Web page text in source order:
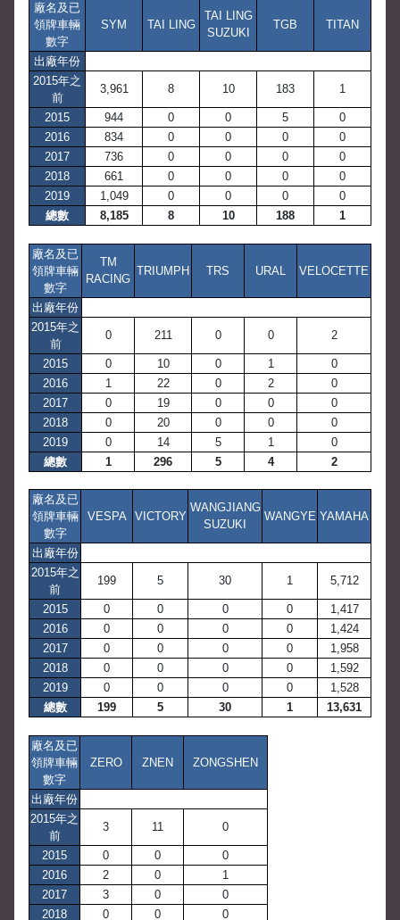
廠名及已
領牌車輛
數字
SYM TAI LING
TAI LING
SUZUKI
TGB TITAN
出廠年份
2015年之
前
3,961 8 10 183 1
2015 944 0 0 5
0
2016
834 0 0 0
0
2017
736 0 0 0
0
2018
661 0 0 0
0
2019
1,049 0 0 0
0
總數
8,185 8 10 188 1
廠名及已
領牌車輛
數字
TM
RACING
TRIUMPH TRS URAL VELOCETTE
出廠年份
2015年之
前
0 211 0 0 2
2015 0 10 0 1
0
2016
1 22 0 2
0
2017
0 19 0 0
0
2018
0 20 0 0
0
2019
0 14 5 1
0
總數
1 296 5 4 2
廠名及已
領牌車輛
數字
VESPA VICTORY
WANGJIANG
SUZUKI
WANGYE YAMAHA
出廠年份
2015年之
前
199 5 30 1 5,712
2015 0 0 0 0
1,417
2016
0 0 0 0
1,424
2017
0 0 0 0
1,958
2018
0 0 0 0
1,592
2019
0 0 0 0
1,528
總數
199 5 30 1 13,631
廠名及已
領牌車輛
數字
ZERO ZNEN ZONGSHEN
出廠年份
2015年之
前
3 11 0
2015 0 0
0
2016
2 0
1
2017
3 0
0
2018
0 0 0